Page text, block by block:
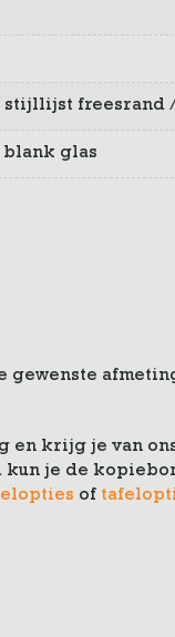
stijllijst freesrand
blank glas
gewenste
en krijg je van
je de
of